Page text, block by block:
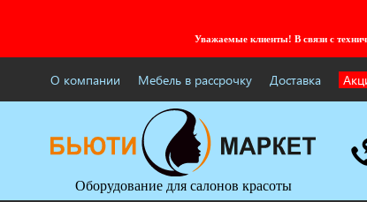
Уважаемые клиенты! В связи с
О компании Мебель в рассрочку Доставка
Оборудование для салонов красоты